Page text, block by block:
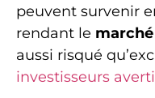
peuvent survenir
rendant le
aussi risqué
investisseurs